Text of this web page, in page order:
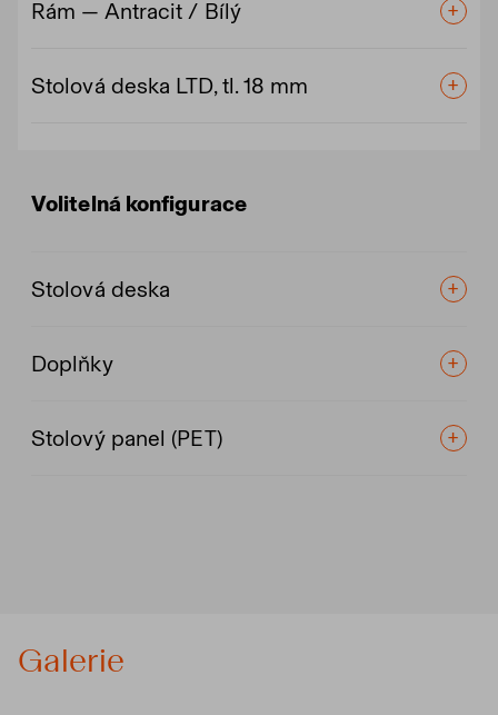
Rám — Antracit / Bílý
Stolová deska LTD, tl. 18 mm
Volitelná konfigurace
Stolová deska
Doplňky
Stolový panel (PET)
Galerie